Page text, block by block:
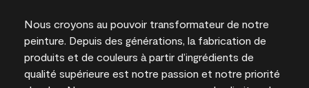
Nous croyons au pouvoir transformateur de notre
peinture. Depuis des générations, la fabrication de
produits et de couleurs à partir d’ingrédients de
qualité supérieure est notre passion et notre priorité